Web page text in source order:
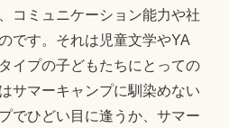
コミュニケーション能力や社
です。それは児童文学やYA
イプの子どもたちにとっての
サマーキャンプに馴染めない
でひどい目に逢うか、サマー